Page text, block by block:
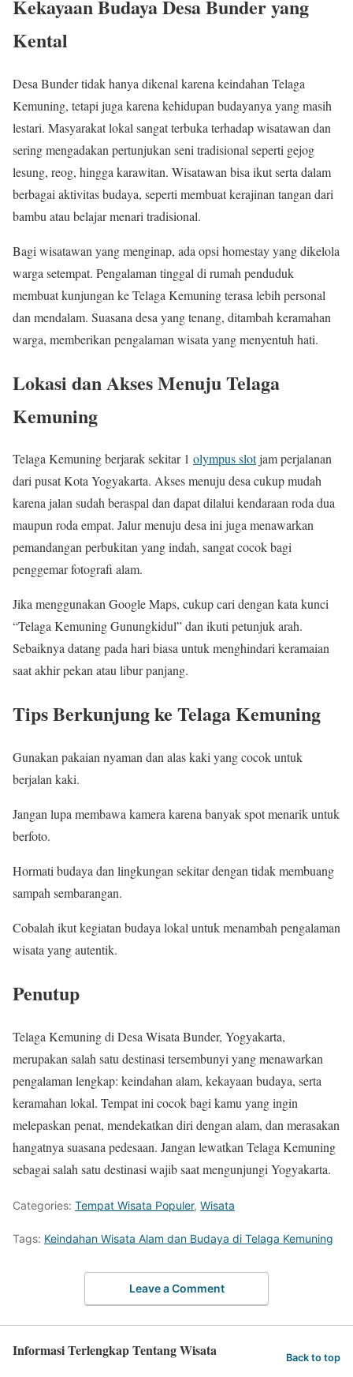
Kekayaan Budaya Desa Bunder yang
Kental
Desa Bunder tidak hanya dikenal karena keindahan Telaga
Kemuning, tetapi juga karena kehidupan budayanya yang masih
lestari. Masyarakat lokal sangat terbuka terhadap wisatawan dan
sering mengadakan pertunjukan seni tradisional seperti gejog
lesung, reog, hingga karawitan. Wisatawan bisa ikut serta dalam
berbagai aktivitas budaya, seperti membuat kerajinan tangan dari
bambu atau belajar menari tradisional.
Bagi wisatawan yang menginap, ada opsi homestay yang dikelola
warga setempat. Pengalaman tinggal di rumah penduduk
membuat kunjungan ke Telaga Kemuning terasa lebih personal
dan mendalam. Suasana desa yang tenang, ditambah keramahan
warga, memberikan pengalaman wisata yang menyentuh hati.
Lokasi dan Akses Menuju Telaga
Kemuning
Telaga Kemuning berjarak sekitar 1 olympus slotjam perjalanan
dari pusat Kota Yogyakarta. Akses menuju desa cukup mudah
karena jalan sudah beraspal dan dapat dilalui kendaraan roda dua
maupun roda empat. Jalur menuju desa ini juga menawarkan
pemandangan perbukitan yang indah, sangat cocok bagi
penggemar fotografi alam.
Jika menggunakan Google Maps, cukup cari dengan kata kunci
“Telaga Kemuning Gunungkidul” dan ikuti petunjuk arah.
Sebaiknya datang pada hari biasa untuk menghindari keramaian
saat akhir pekan atau libur panjang.
Tips Berkunjung ke Telaga Kemuning
Gunakan pakaian nyaman dan alas kaki yang cocok untuk
berjalan kaki.
Jangan lupa membawa kamera karena banyak spot menarik untuk
berfoto.
Hormati budaya dan lingkungan sekitar dengan tidak membuang
sampah sembarangan.
Cobalah ikut kegiatan budaya lokal untuk menambah pengalaman
wisata yang autentik.
Penutup
Telaga Kemuning di Desa Wisata Bunder, Yogyakarta,
merupakan salah satu destinasi tersembunyi yang menawarkan
pengalaman lengkap: keindahan alam, kekayaan budaya, serta
keramahan lokal. Tempat ini cocok bagi kamu yang ingin
melepaskan penat, mendekatkan diri dengan alam, dan merasakan
hangatnya suasana pedesaan. Jangan lewatkan Telaga Kemuning
sebagai salah satu destinasi wajib saat mengunjungi Yogyakarta.
Categories: Tempat Wisata Populer, Wisata
Tags: Keindahan Wisata Alam dan Budaya di Telaga Kemuning
Leave a Comment
Informasi Terlengkap Tentang Wisata Back to top